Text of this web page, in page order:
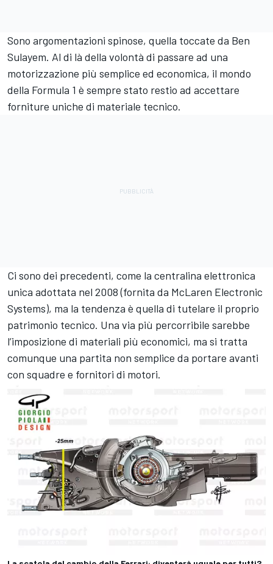
Sono argomentazioni spinose, quella toccate da Ben
Sulayem. Al di là della volontà di passare ad una
motorizzazione più semplice ed economica, il mondo
della Formula 1 è sempre stato restio ad accettare
forniture uniche di materiale tecnico.
Ci sono dei precedenti, come la centralina elettronica
unica adottata nel 2008 (fornita da McLaren Electronic
Systems), ma la tendenza è quella di tutelare il proprio
patrimonio tecnico. Una via più percorribile sarebbe
l’imposizione di materiali più economici, ma si tratta
comunque una partita non semplice da portare avanti
con squadre e fornitori di motori.